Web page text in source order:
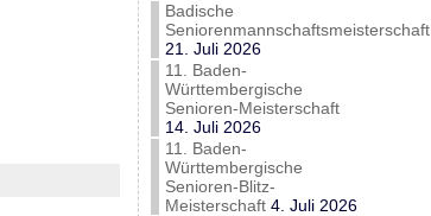
Badische
Seniorenmannschaftsmeisterschaft
21. Juli 2026
11. Baden-
Württembergische
Senioren-Meisterschaft
14. Juli 2026
11. Baden-
Württembergische
Senioren-Blitz-
Meisterschaft 4. Juli 2026